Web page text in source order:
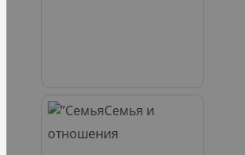
Семья и
отношения